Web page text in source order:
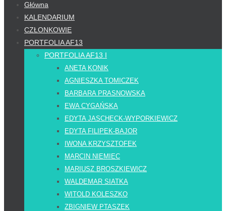
Główna
KALENDARIUM
CZŁONKOWIE
PORTFOLIA AF13
PORTFOLIA AF13 I
ANETA KONIK
AGNIESZKA TOMICZEK
BARBARA PRASNOWSKA
EWA CYGAŃSKA
EDYTA JASCHECK-WYPORKIEWICZ
EDYTA FILIPEK-BAJOR
IWONA KRZYSZTOFEK
MARCIN NIEMIEC
MARIUSZ BROSZKIEWICZ
WALDEMAR SIATKA
WITOLD KOLESZKO
ZBIGNIEW PTASZEK